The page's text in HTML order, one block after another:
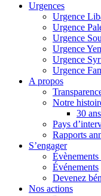
Urgences
Urgence
Urgence
Urgence
Urgence
Urgence
Urgence
A propos
Notre
30
Pays
Rapports
S’engager
Évènements
Événements
Devenez
Nos actions